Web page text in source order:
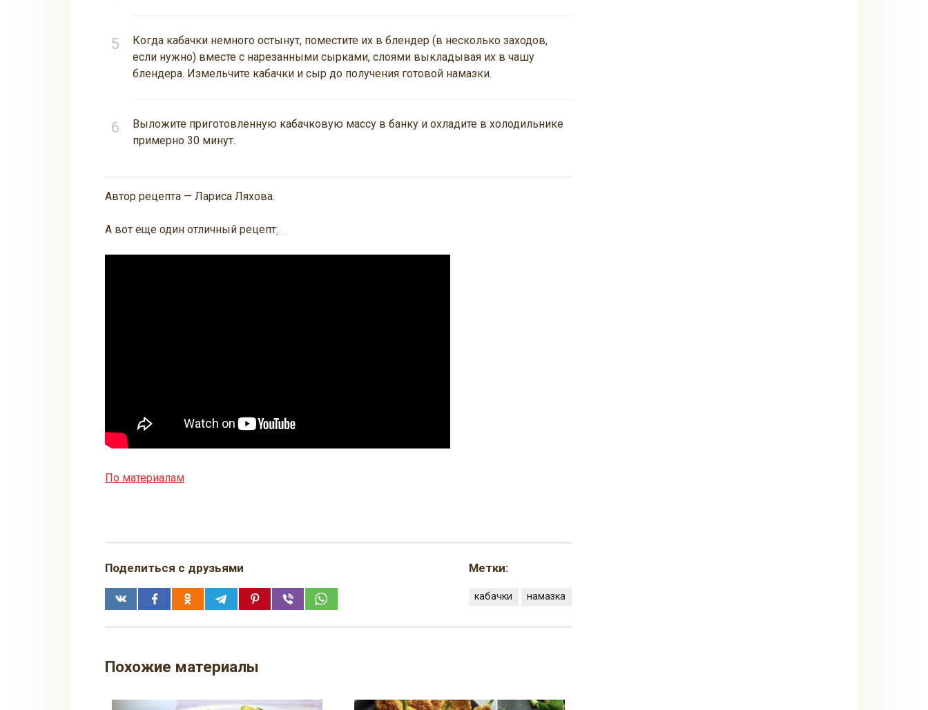
Когда кабачки немного остынут, поместите их в блендер (в несколько заходов,
если нужно) вместе с нарезанными сырками, слоями выкладывая их в чашу
блендера. Измельчите кабачки и сыр до получения готовой намазки.
Выложите приготовленную кабачковую массу в банку и охладите в холодильнике
примерно 30 минут.
Автор рецепта — Лариса Ляхова.
А вот еще один отличный рецепт:
По материалам
Поделиться с друзьями Метки:
кабачки намазка
Похожие материалы